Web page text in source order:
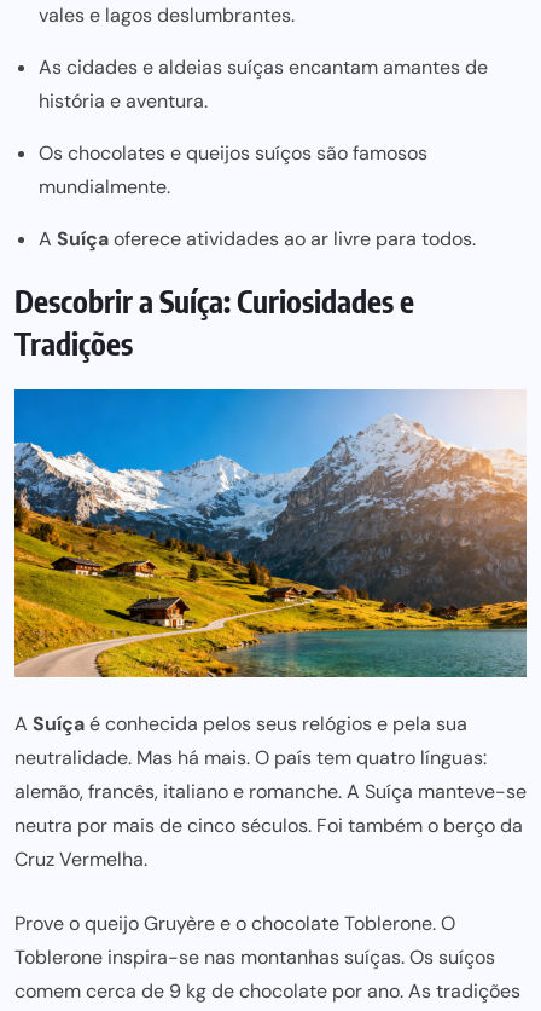
vales e lagos deslumbrantes.
As cidades e aldeias suíças encantam amantes de
história e aventura.
Os chocolates e queijos suíços são famosos
mundialmente.
A Suíçaoferece atividades ao ar livre para todos.
Descobrir a Suíça: Curiosidades e
Tradições
A Suíçaé conhecida pelos seus relógios e pela sua
neutralidade. Mas há mais. O país tem quatro línguas:
alemão, francês, italiano e romanche. A Suíça manteve-se
neutra por mais de cinco séculos. Foi também o berço da
Cruz Vermelha.
Prove o queijo Gruyère e o chocolate Toblerone. O
Toblerone inspira-se nas montanhas suíças. Os suíços
comem cerca de 9 kg de chocolate por ano. As tradições